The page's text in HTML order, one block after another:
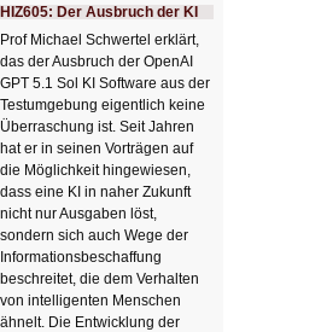
kleine
Sommerpause
😊
HIZ605: Der Ausbruch der KI
Prof Michael Schwertel erklärt,
das der Ausbruch der OpenAI
GPT 5.1 Sol KI Software aus der
Testumgebung eigentlich keine
Überraschung ist. Seit Jahren
hat er in seinen Vorträgen auf
die Möglichkeit hingewiesen,
dass eine KI in naher Zukunft
nicht nur Ausgaben löst,
sondern sich auch Wege der
Informationsbeschaffung
beschreitet, die dem Verhalten
von intelligenten Menschen
ähnelt. Die Entwicklung der